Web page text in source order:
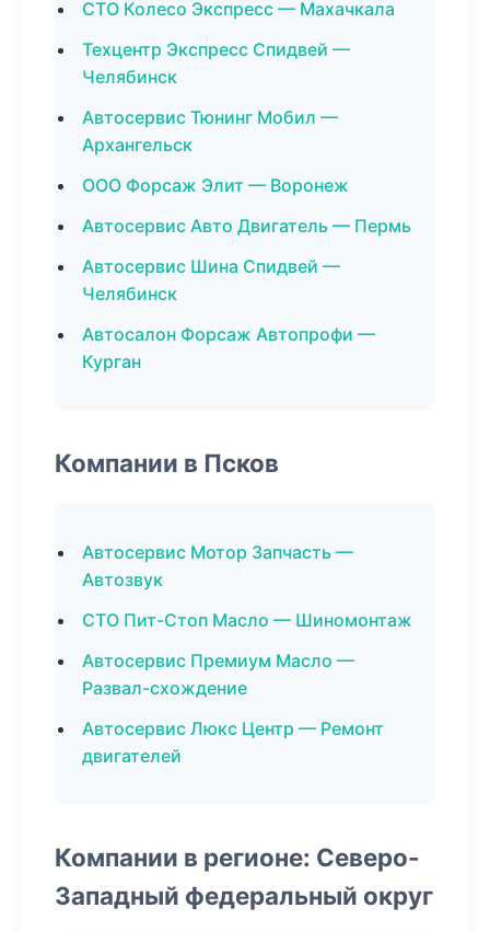
СТО Колесо Экспресс — Махачкала
Техцентр Экспресс Спидвей —
Челябинск
Автосервис Тюнинг Мобил —
Архангельск
ООО Форсаж Элит — Воронеж
Автосервис Авто Двигатель — Пермь
Автосервис Шина Спидвей —
Челябинск
Автосалон Форсаж Автопрофи —
Курган
Компании в Псков
Автосервис Мотор Запчасть —
Автозвук
СТО Пит-Стоп Масло — Шиномонтаж
Автосервис Премиум Масло —
Развал-схождение
Автосервис Люкс Центр — Ремонт
двигателей
Компании в регионе: Северо-
Западный федеральный округ